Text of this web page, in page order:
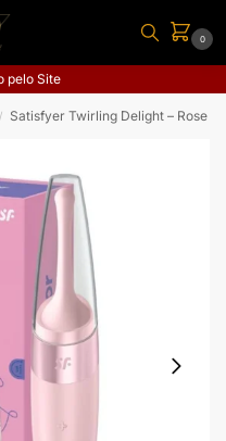
0
pelo Site
/ Satisfyer Twirling Delight – Rose